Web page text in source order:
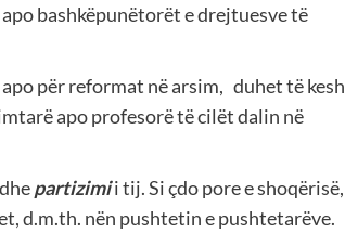
bashkëpunëtorët e drejtuesve të
për reformat në arsim, duhet të kesh
apo profesorë të cilët dalin në
dhepartizimii tij. Si çdo pore e shoqërisë,
d.m.th. nën pushtetin e pushtetarëve.